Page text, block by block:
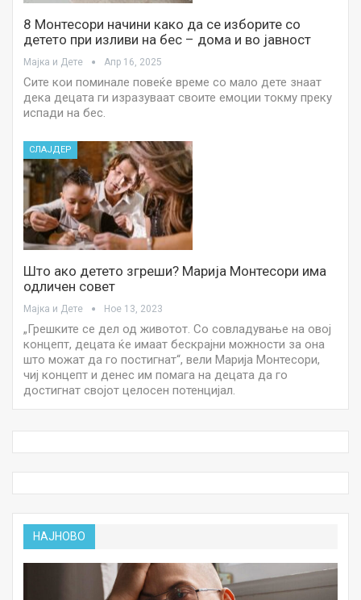
8 Mонтесори начини како да се изборите со
детето при изливи на бес – дома и во јавност
Мајка и Дете Апр 16, 2025
Сите кои поминале повеќе време со мало дете знаат
дека децата ги изразуваат своите емоции токму преку
испади на бес.
СЛАЈДЕР
Што ако детето згреши? Марија Монтесори има
одличен совет
Мајка и Дете Ное 13, 2023
„Грешките се дел од животот. Со совладување на овој
концепт, децата ќе имаат бескрајни можности за она
што можат да го постигнат“, вели Марија Монтесори,
чиј концепт и денес им помага на децата да го
достигнат својот целосен потенцијал.
НАЈНОВО